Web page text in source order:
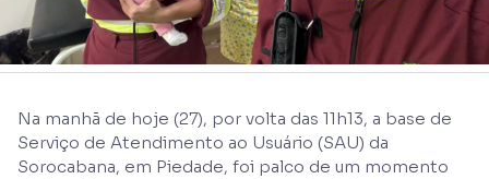
Na manhã de hoje (27), por volta das 11h13, a base de
Serviço de Atendimento ao Usuário (SAU) da
Sorocabana, em Piedade, foi palco de um momento